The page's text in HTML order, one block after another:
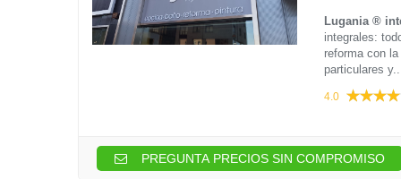
Lugania ®
integrales:
reforma con
particulares
4.0
PREGUNTA PRECIOS SIN COMPROMISO